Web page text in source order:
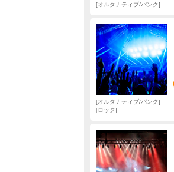
オルタナティブ/パンク
オルタナティブ/パンク
ロック